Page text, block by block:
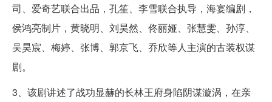
司、爱奇艺联合出品，孔笙、李雪联合执导，海宴编剧，
侯鸿亮制片，黄晓明、刘昊然、佟丽娅、张慧雯、孙淳、
吴昊宸、梅婷、张博、郭京飞、乔欣等人主演的古装权谋
剧。
3、该剧讲述了战功显赫的长林王府身陷阴谋漩涡，在亲